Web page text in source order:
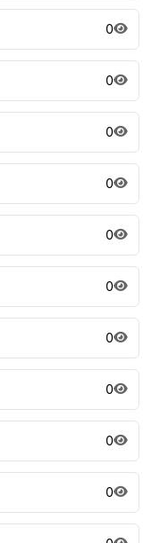
0
0
0
0
0
0
0
0
0
0